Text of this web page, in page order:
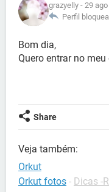
grazyelly - 29
Perfil
Bom dia,
Quero entrar no
Share
Veja também:
Orkut
Orkut fotos - Dicas -